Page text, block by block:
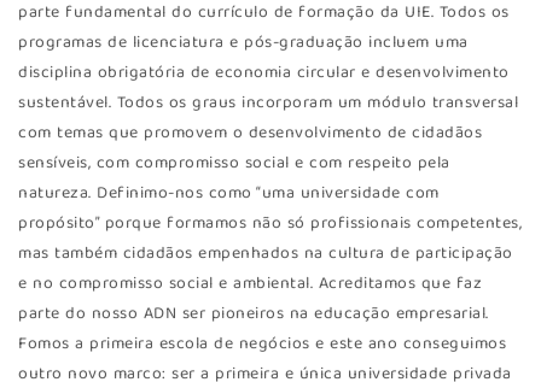
parte fundamental do currículo de formação da UIE. Todos os
programas de licenciatura e pós-graduação incluem uma
disciplina obrigatória de economia circular e desenvolvimento
sustentável. Todos os graus incorporam um módulo transversal
com temas que promovem o desenvolvimento de cidadãos
sensíveis, com compromisso social e com respeito pela
natureza. Definimo-nos como “uma universidade com
propósito” porque formamos não só profissionais competentes,
mas também cidadãos empenhados na cultura de participação
e no compromisso social e ambiental. Acreditamos que faz
parte do nosso ADN ser pioneiros na educação empresarial.
Fomos a primeira escola de negócios e este ano conseguimos
outro novo marco: ser a primeira e única universidade privada